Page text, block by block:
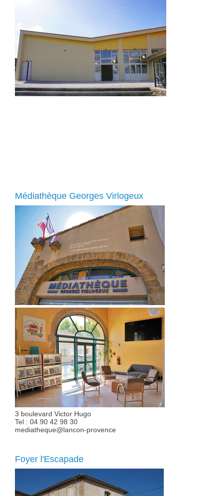
Médiathèque Georges Virlogeux
3 boulevard Victor Hugo
Tel : 04 90 42 98 30
mediatheque@lancon-provence
Foyer l'Escapade